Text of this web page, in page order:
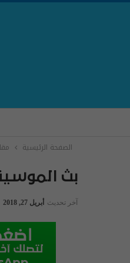
الصفحة الرئيسية
بث
آخر تحديث أبريل 27, 2018